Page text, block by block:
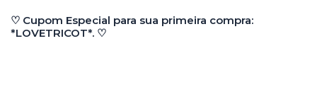
para♡ Cupom Especial para sua primeira compra:
*LOVETRICOT*. ♡